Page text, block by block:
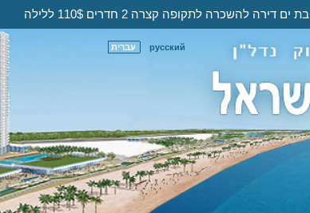
בת ים דירה להשכרה לתקופה קצרה 2 חדרים 110$ ללילה
עברית русский